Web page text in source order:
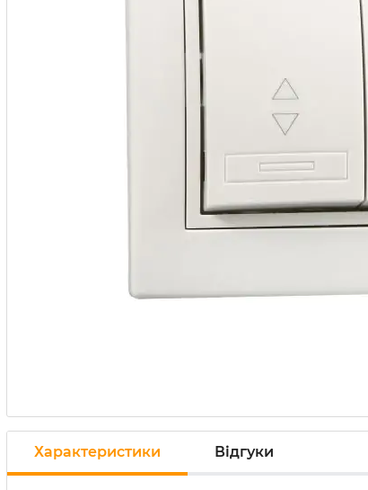
Характеристики Відгуки